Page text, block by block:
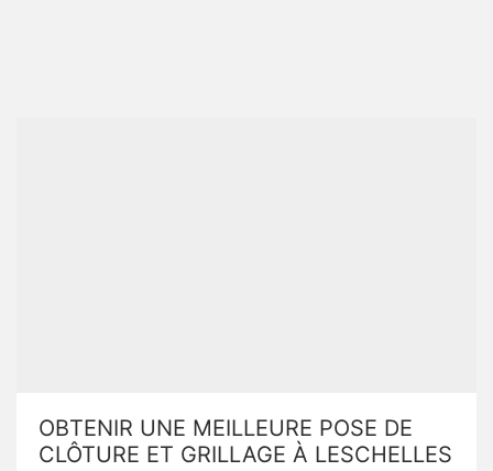
OBTENIR UNE MEILLEURE POSE DE
CLÔTURE ET GRILLAGE À LESCHELLES